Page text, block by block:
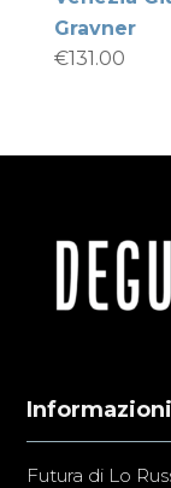
Gravner
€131.00
Informazioni
Futura di Lo